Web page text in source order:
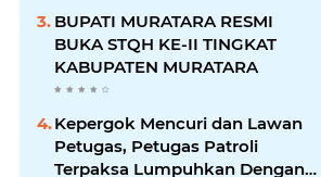
BUPATI MURATARA RESMI
BUKA STQH KE-II TINGKAT
KABUPATEN MURATARA
Kepergok Mencuri dan Lawan
Petugas, Petugas Patroli
Terpaksa Lumpuhkan Dengan